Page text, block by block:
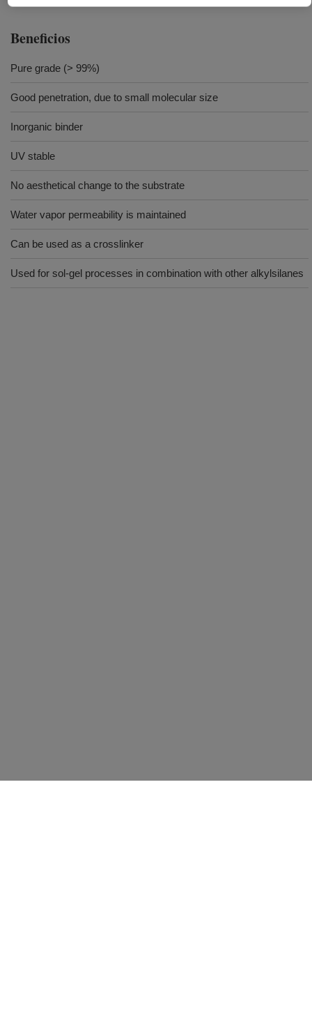
Beneficios
Pure grade (> 99%)
Good penetration, due to small molecular size
Inorganic binder
UV stable
No aesthetical change to the substrate
Water vapor permeability is maintained
Can be used as a crosslinker
Used for sol-gel processes in combination with other alkylsilanes